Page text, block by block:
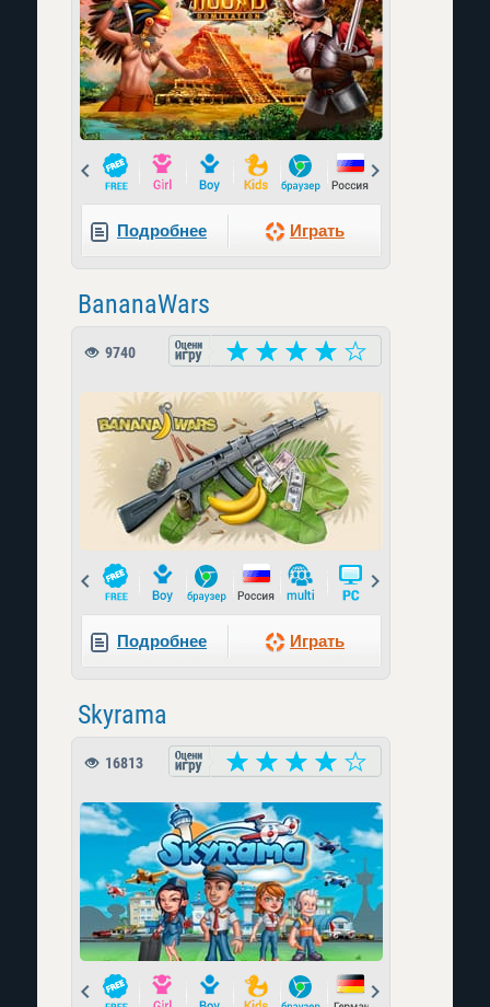
Prev
Подробнее Играть
BananaWars
9740
Prev
Подробнее Играть
Skyrama
16813
Prev